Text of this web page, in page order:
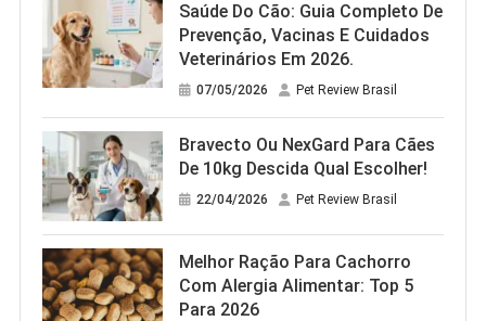
Saúde Do Cão: Guia Completo De
Prevenção, Vacinas E Cuidados
Veterinários Em 2026.
07/05/2026 Pet Review Brasil
Bravecto Ou NexGard Para Cães
De 10kg Descida Qual Escolher!
22/04/2026 Pet Review Brasil
Melhor Ração Para Cachorro
Com Alergia Alimentar: Top 5
Para 2026